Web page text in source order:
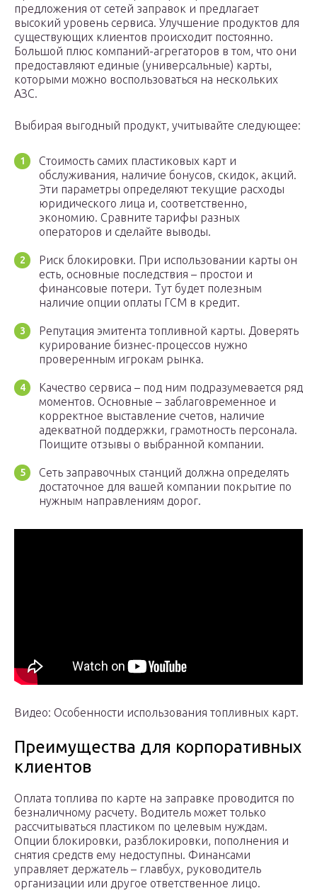
предложения от сетей заправок и предлагает
высокий уровень сервиса. Улучшение продуктов для
существующих клиентов происходит постоянно.
Большой плюс компаний-агрегаторов в том, что они
предоставляют единые (универсальные) карты,
которыми можно воспользоваться на нескольких
АЗС.
Выбирая выгодный продукт, учитывайте следующее:
Стоимость самих пластиковых карт и
обслуживания, наличие бонусов, скидок, акций.
Эти параметры определяют текущие расходы
юридического лица и, соответственно,
экономию. Сравните тарифы разных
операторов и сделайте выводы.
Риск блокировки. При использовании карты он
есть, основные последствия – простои и
финансовые потери. Тут будет полезным
наличие опции оплаты ГСМ в кредит.
Репутация эмитента топливной карты. Доверять
курирование бизнес-процессов нужно
проверенным игрокам рынка.
Качество сервиса – под ним подразумевается ряд
моментов. Основные – заблаговременное и
корректное выставление счетов, наличие
адекватной поддержки, грамотность персонала.
Поищите отзывы о выбранной компании.
Сеть заправочных станций должна определять
достаточное для вашей компании покрытие по
нужным направлениям дорог.
Видео: Особенности использования топливных карт.
Преимущества для корпоративных
клиентов
Оплата топлива по карте на заправке проводится по
безналичному расчету. Водитель может только
рассчитываться пластиком по целевым нуждам.
Опции блокировки, разблокировки, пополнения и
снятия средств ему недоступны. Финансами
управляет держатель – главбух, руководитель
организации или другое ответственное лицо.